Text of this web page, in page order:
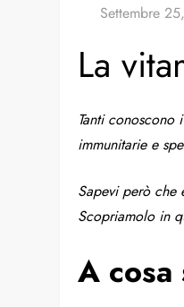
La
Tanti
immunitarie e
Sapevi però che
Scopriamolo in
A cosa